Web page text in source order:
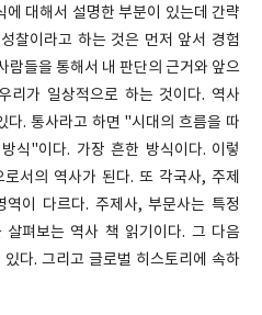
대해서 설명한 부분이 있는데 간략
찰이라고 하는 것은 먼저 앞서 경험
람들을 통해서 내 판단의 근거와 앞으
리가 일상적으로 하는 것이다. 역사
다. 통사라고 하면 "시대의 흐름을 따
식"이다. 가장 흔한 방식이다. 이렇
서의 역사가 된다. 또 각국사, 주제
이 다르다. 주제사, 부문사는 특정
펴보는 역사 책 읽기이다. 그 다음
다. 그리고 글로벌 히스토리에 속하